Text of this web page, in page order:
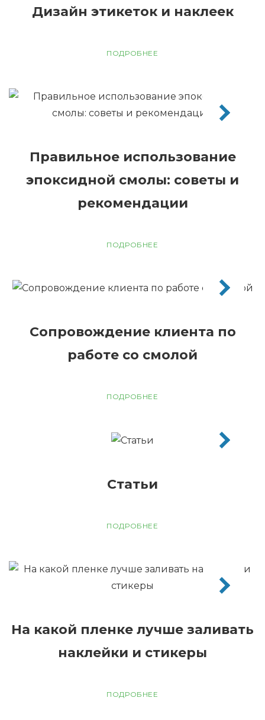
Дизайн этикеток и наклеек
ПОДРОБНЕЕ
Правильное использование
эпоксидной смолы: советы и
рекомендации
ПОДРОБНЕЕ
Сопровождение клиента по
работе со смолой
ПОДРОБНЕЕ
Статьи
ПОДРОБНЕЕ
На какой пленке лучше заливать
наклейки и стикеры
ПОДРОБНЕЕ